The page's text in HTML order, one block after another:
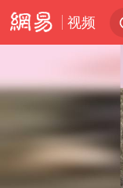
视频